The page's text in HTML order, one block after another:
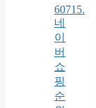
60715.
네
이
버
쇼
핑
순